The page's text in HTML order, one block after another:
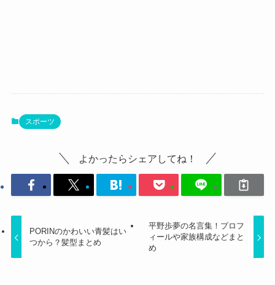
スポーツ
よかったらシェアしてね！
PORINのかわいい青髪はい
つから？髪型まとめ
平野歩夢の名言集！プロフ
ィールや家族構成などまと
め